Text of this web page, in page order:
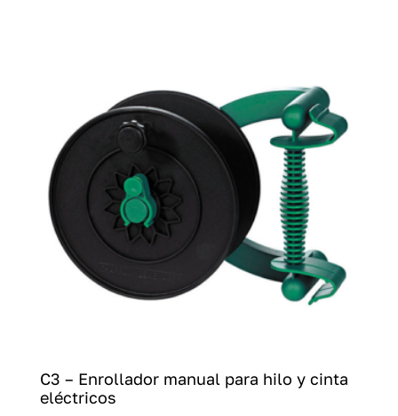
C3 – Enrollador manual para hilo y cinta
eléctricos